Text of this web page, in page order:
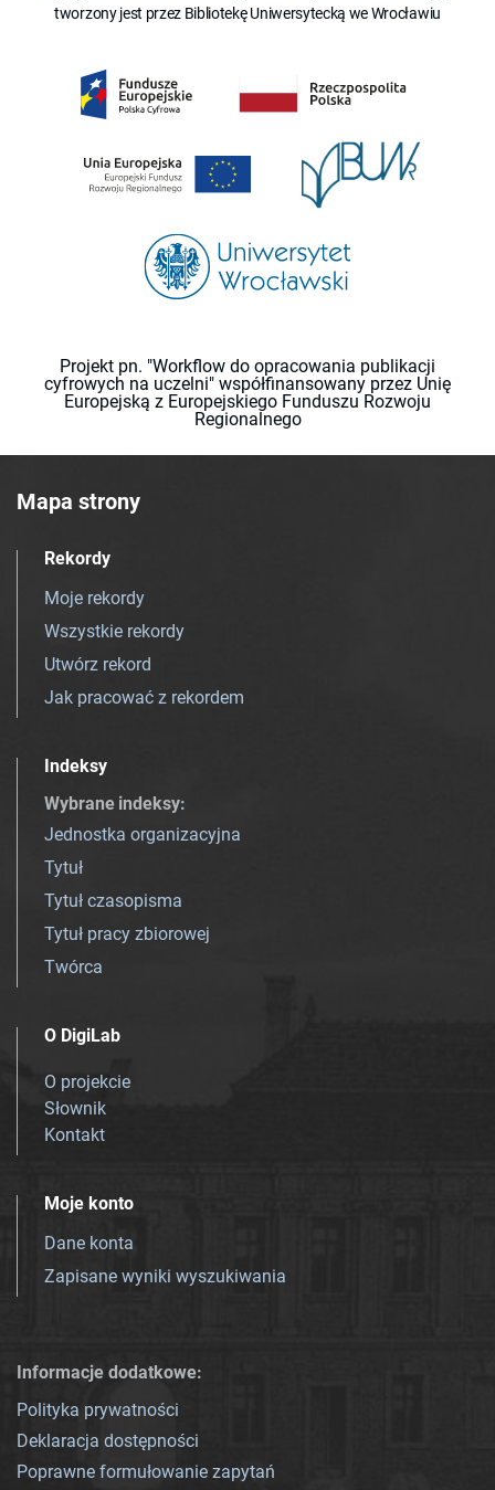
tworzony jest przez Bibliotekę Uniwersytecką we Wrocławiu
Projekt pn. "Workflow do opracowania publikacji
cyfrowych na uczelni" współfinansowany przez Unię
Europejską z Europejskiego Funduszu Rozwoju
Regionalnego
Mapa strony
Rekordy
Moje rekordy
Wszystkie rekordy
Utwórz rekord
Jak pracować z rekordem
Indeksy
Wybrane indeksy:
Jednostka organizacyjna
Tytuł
Tytuł czasopisma
Tytuł pracy zbiorowej
Twórca
O DigiLab
O projekcie
Słownik
Kontakt
Moje konto
Dane konta
Zapisane wyniki wyszukiwania
Informacje dodatkowe:
Polityka prywatności
Deklaracja dostępności
Poprawne formułowanie zapytań